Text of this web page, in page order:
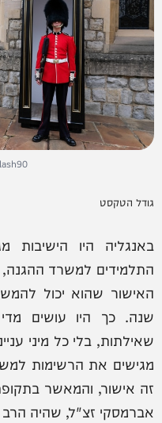
גודל הטקסט
באנגליה היו
התלמידים למשרד
האישור שהוא יכול
שנה. כך היו עושים
שאילתות, בלי כל מיני
מגישים את הרשימות
זה אישור, והמאשר
אברמסקי זצ"ל, שהיה